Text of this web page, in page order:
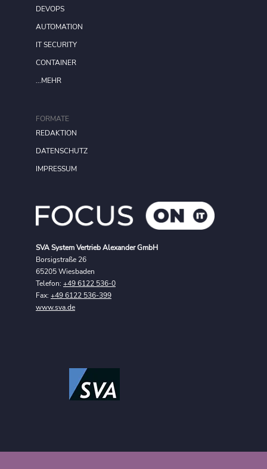
SVA System Vertrieb Alexander GmbH
Borsigstraße 26
65205 Wiesbaden
Telefon: +49 6122 536-0
Fax: +49 6122 536-399
www.sva.de
FORMATE
REDAKTION
DATENSCHUTZ
IMPRESSUM
DEVOPS
AUTOMATION
IT SECURITY
CONTAINER
...MEHR